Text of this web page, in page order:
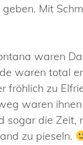
Mit
waren
waren total
fröhlich zu
waren
sogar die Zeit,
zu pieseln.